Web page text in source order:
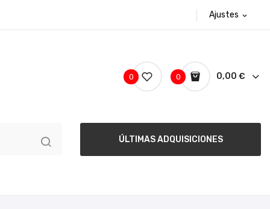
Ajustes expand_more
0 0,00 €
0
ÚLTIMAS ADQUISICIONES